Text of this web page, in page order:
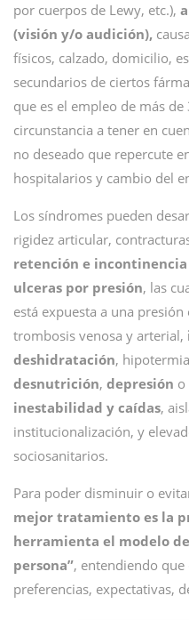
por cuerpos de Lewy, etc.),
(visión y/o audición),
físicos, calzado, domicilio,
secundarios de ciertos
que es el empleo de más
circunstancia a tener en
no deseado que repercute
hospitalarios y cambio del
Los síndromes pueden
rigidez articular,
retención e
ulceras por presión, las
está expuesta a una
trombosis venosa y arterial,
deshidratación,
desnutrición, depresión o
inestabilidad y caídas,
institucionalización, y
sociosanitarios.
Para poder disminuir o
mejor tratamiento es la
herramienta el modelo
persona”, entendiendo que
preferencias, expectativas,